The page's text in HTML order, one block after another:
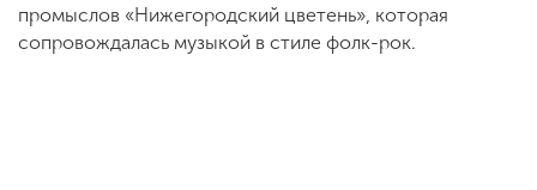
промыслов «Нижегородский цветень», которая
сопровождалась музыкой в стиле фолк-рок.